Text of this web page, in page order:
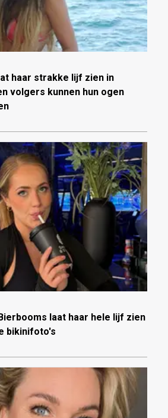
haar strakke lijf zien in
volgers kunnen hun ogen
laat haar hele lijf zien
bikinifoto's